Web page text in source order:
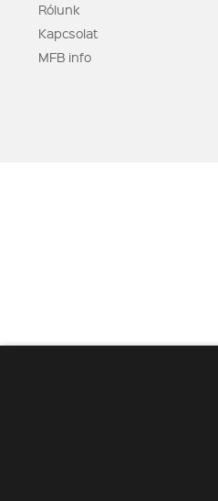
Rólunk
Kapcsolat
MFB info
A LEGO elnevezés, a LEGO logó,